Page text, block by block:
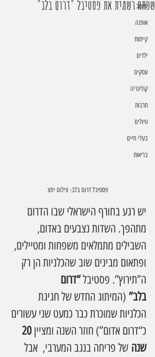
עיצוב
אופנה
קיימות
ילדים
עסקים
קולינריה
תרבות
טיולים
בעלי חיים
בריאות
שפתח רשמית את פסטיבל "דרום בלב"
פסטיבל דרום בלב- צילום יחצ
יש רגע בחורף הישראלי שבו הדרום
מתהפך. השדות נצבעים באדום,
השבילים מתמלאים משפחות ומטיילים,
ופתאום מבינים שוב שהכלניות הן רק
ה”תירוץ”. פסטיבל “דרום
בלב” (המיתוג החדש של חגיגת
הכלניות שמוכרת כבר כמעט שני עשורים
כ“דרום אדום”) חוזר השנה ומציין
שנה של פריחה בנגב המערבי,  אבל